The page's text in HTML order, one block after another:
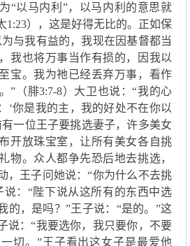
“以马内利 ”，以马内利的意思就
1 :23） ， 这是好得无比的。 正如保
与我有益的，我现在因基督都当
我也将万事当作有损的，因我以
宝。我为祂已经丢弃万事，看作
”（腓3:7-8）大卫也说 ：“我的心
： ‘你是我的主，我的好处不在你以
有一位王子要挑选妻子，许多美女
开放珠宝室，让所有美女各自挑
物。众 人都争先恐后地去挑选，
，王子问她说：“你为什么不去挑
说： “陛下说从这所有的东西中选
的，是吗？”王子说： “是的。”这
说：“我要选你，我只要你，不要
切。”王子看出这女子是最爱他